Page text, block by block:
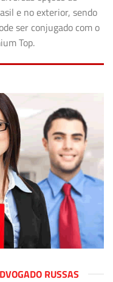
e no exterior, sendo
ser conjugado com o
Top.
RUSSAS